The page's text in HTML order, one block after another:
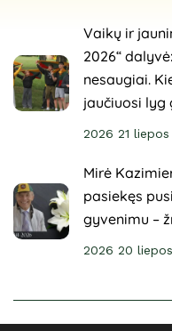
Vaikų ir
2026“
nesaugiai.
jaučiuosi lyg
2026 21 liepos
Mirė
pasiekęs
gyvenimu –
2026 20 liepos